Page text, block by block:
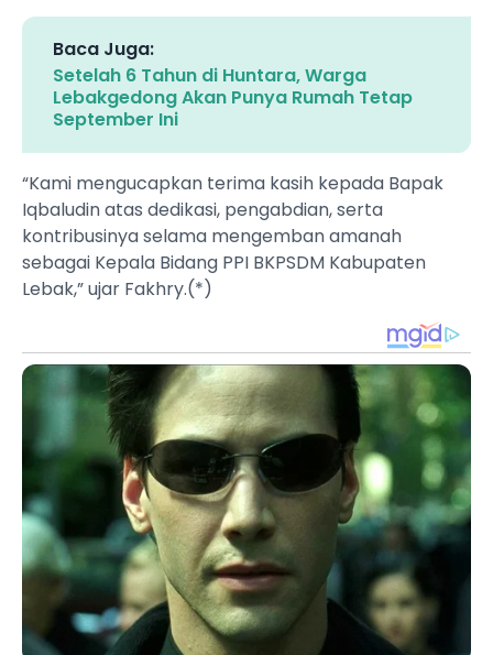
Baca Juga:
Setelah 6 Tahun di Huntara, Warga
Lebakgedong Akan Punya Rumah Tetap
September Ini
“Kami mengucapkan terima kasih kepada Bapak
Iqbaludin atas dedikasi, pengabdian, serta
kontribusinya selama mengemban amanah
sebagai Kepala Bidang PPI BKPSDM Kabupaten
Lebak,” ujar Fakhry.(*)